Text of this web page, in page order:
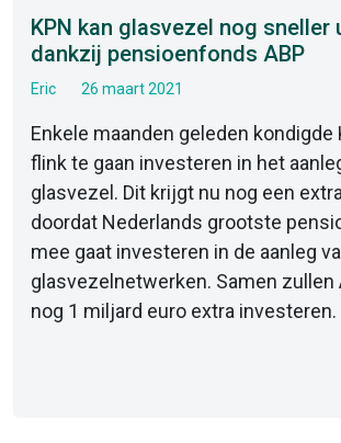
KPN kan glasvezel nog sneller
dankzij pensioenfonds ABP
Eric 26 maart 2021
Enkele maanden geleden kondigde
flink te gaan investeren in het
glasvezel. Dit krijgt nu nog een
doordat Nederlands grootste
mee gaat investeren in de aanleg
glasvezelnetwerken. Samen zullen
nog 1 miljard euro extra investeren.